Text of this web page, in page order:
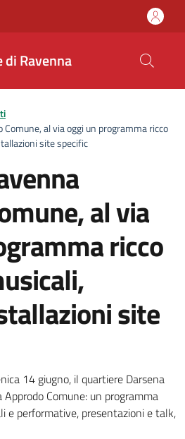
di Ravenna
Comune, al via oggi un programma ricco
site specific
al via
ricco
site
notizia
14 giugno, il quartiere Darsena
Comune: un programma
e performative, presentazioni e talk,